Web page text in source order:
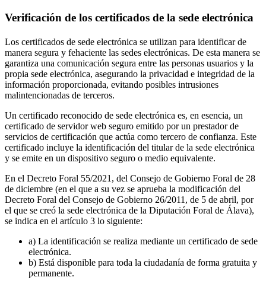
Verificación de los certificados de la sede electrónica
Los certificados de sede electrónica se utilizan para identificar de
manera segura y fehaciente las sedes electrónicas. De esta manera se
garantiza una comunicación segura entre las personas usuarios y la
propia sede electrónica, asegurando la privacidad e integridad de la
información proporcionada, evitando posibles intrusiones
malintencionadas de terceros.
Un certificado reconocido de sede electrónica es, en esencia, un
certificado de servidor web seguro emitido por un prestador de
servicios de certificación que actúa como tercero de confianza. Este
certificado incluye la identificación del titular de la sede electrónica
y se emite en un dispositivo seguro o medio equivalente.
En el Decreto Foral 55/2021, del Consejo de Gobierno Foral de 28
de diciembre (en el que a su vez se aprueba la modificación del
Decreto Foral del Consejo de Gobierno 26/2011, de 5 de abril, por
el que se creó la sede electrónica de la Diputación Foral de Álava),
se indica en el artículo 3 lo siguiente:
a) La identificación se realiza mediante un certificado de sede
electrónica.
b) Está disponible para toda la ciudadanía de forma gratuita y
permanente.